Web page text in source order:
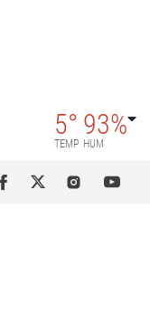
5°
TEMP
93%
HUM